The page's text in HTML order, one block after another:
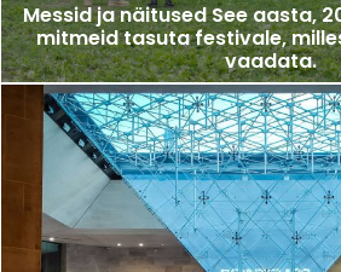
Messid ja näitused See aasta,
mitmeid tasuta festivale,
vaadata.